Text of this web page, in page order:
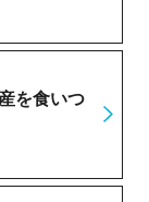
を食いつ